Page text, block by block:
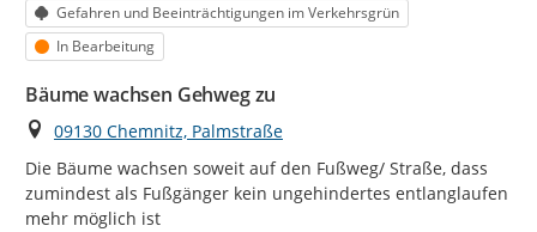
Kategorie
Gefahren und Beeinträchtigungen im Verkehrsgrün
Status
In Bearbeitung
Bäume wachsen Gehweg zu
Ort
09130 Chemnitz, Palmstraße
Die Bäume wachsen soweit auf den Fußweg/ Straße, dass
zumindest als Fußgänger kein ungehindertes entlanglaufen
mehr möglich ist